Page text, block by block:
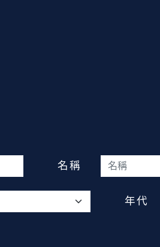
名稱
年代